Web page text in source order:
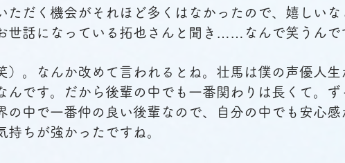
ただく機会がそれほど多くはなかったので、嬉しい
世話になっている拓也さんと聞き……なんで笑うんで
）。なんか改めて言われるとね。壮馬は僕の声優人
んです。だから後輩の中でも一番関わりは長くて。
の中で一番仲の良い後輩なので、自分の中でも安心
持ちが強かったですね。